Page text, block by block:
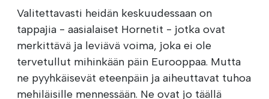
Valitettavasti heidän keskuudessaan on
tappajia - aasialaiset Hornetit - jotka ovat
merkittävä ja leviävä voima, joka ei ole
tervetullut mihinkään päin Eurooppaa. Mutta
ne pyyhkäisevät eteenpäin ja aiheuttavat tuhoa
mehiläisille mennessään. Ne ovat jo täällä